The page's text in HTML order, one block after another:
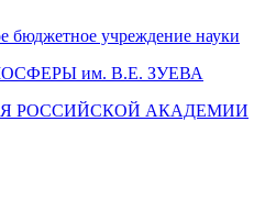
бюджетное учреждение науки
им. В.Е. ЗУЕВА
РОССИЙСКОЙ АКАДЕМИИ